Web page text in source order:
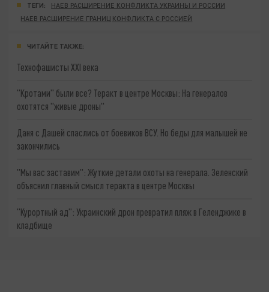
ТЕГИ:
НАЕВ РАСШИРЕНИЕ КОНФЛИКТА УКРАИНЫ И РОССИИ
НАЕВ РАСШИРЕНИЕ ГРАНИЦ КОНФЛИКТА С РОССИЕЙ
ЧИТАЙТЕ ТАКЖЕ:
Технофашисты XXI века
"Кротами" были все? Теракт в центре Москвы: На генералов
охотятся "живые дроны"
Даня с Дашей спаслись от боевиков ВСУ. Но беды для малышей не
закончились
"Мы вас заставим": Жуткие детали охоты на генерала. Зеленский
объяснил главный смысл теракта в центре Москвы
"Курортный ад": Украинский дрон превратил пляж в Геленджике в
кладбище